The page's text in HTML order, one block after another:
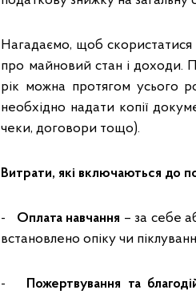
Нагадаємо, щоб
про майновий стан і доходи.
рік можна протягом усього
необхідно надати копії
чеки, договори тощо).
Витрати, які включаються до
- Оплата навчання – за себе
встановлено опіку чи
- Пожертвування та